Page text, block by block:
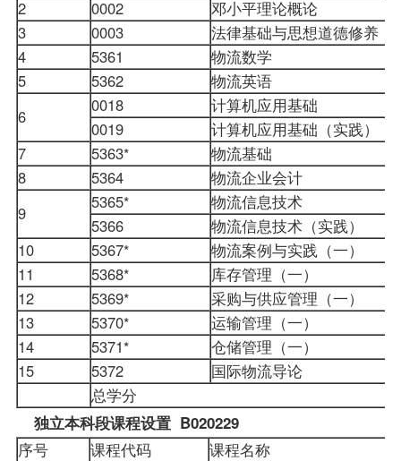
2
0002
邓小平理论概论
3
0003
法律基础与思想道德修养
4
5361
物流数学
5
5362
物流英语
6
0018
计算机应用基础
0019
计算机应用基础（实践）
7
5363*
物流基础
8
5364
物流企业会计
9
5365*
物流信息技术
5366
物流信息技术（实践）
10
5367*
物流案例与实践（一）
11
5368*
库存管理（一）
12
5369*
采购与供应管理（一）
13
5370*
运输管理（一）
14
5371*
仓储管理（一）
15
5372
国际物流导论
总学分
独立本科段课程设置 B020229
序号
课程代码
课程名称